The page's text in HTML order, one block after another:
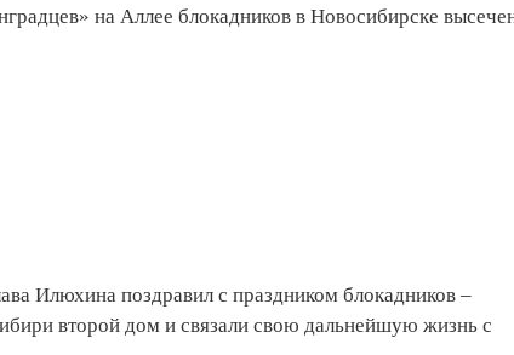
на Аллее блокадников в Новосибирске
Илюхина поздравил с праздником блокадников –
второй дом и связали свою дальнейшую жизнь с